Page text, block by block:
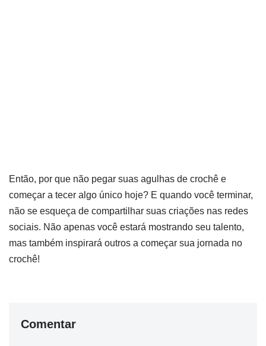
Então, por que não pegar suas agulhas de crochê e
começar a tecer algo único hoje? E quando você terminar,
não se esqueça de compartilhar suas criações nas redes
sociais. Não apenas você estará mostrando seu talento,
mas também inspirará outros a começar sua jornada no
crochê!
Comentar